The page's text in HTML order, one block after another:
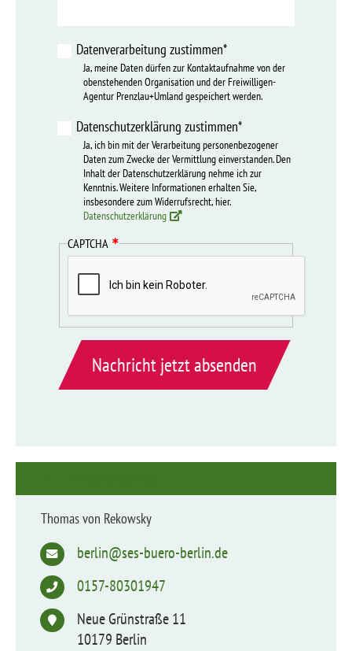
Datenverarbeitung zustimmen*
Ja, meine Daten dürfen zur Kontaktaufnahme von der
obenstehenden Organisation und der Freiwilligen-
Agentur Prenzlau+Umland gespeichert werden.
Datenschutzerklärung zustimmen*
Ja, ich bin mit der Verarbeitung personenbezogener
Daten zum Zwecke der Vermittlung einverstanden. Den
Inhalt der Datenschutzerklärung nehme ich zur
Kenntnis. Weitere Informationen erhalten Sie,
insbesondere zum Widerrufsrecht, hier.
Datenschutzerklärung
CAPTCHA
Nachricht jetzt absenden
Thomas von Rekowsky
berlin@ses-buero-berlin.de
0157-80301947
Neue Grünstraße 11
10179 Berlin